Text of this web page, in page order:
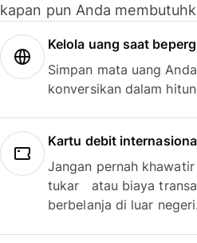
kapan pun Anda
Kelola uang saat
Simpan mata uang
konversikan dalam
Kartu debit
Jangan pernah
tukar atau biaya
berbelanja di luar negeri.